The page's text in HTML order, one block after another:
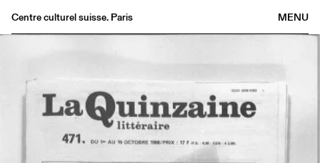
MENU
Centre culturel suisse. Paris
Buvette
Archives
Publications